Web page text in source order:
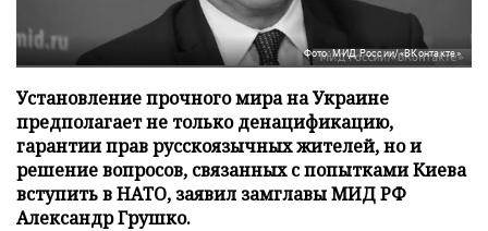
Фото: МИД России/«ВКонтакте»
Установление прочного мира на Украине
предполагает не только денацификацию,
гарантии прав русскоязычных жителей, но и
решение вопросов, связанных с попытками Киева
вступить в НАТО, заявил замглавы МИД РФ
Александр Грушко.